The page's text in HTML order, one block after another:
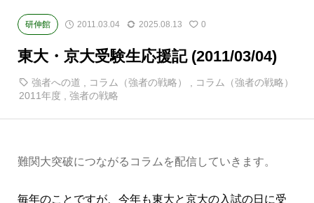
研伸館 2011.03.04 2025.08.13 0
東大・京大受験生応援記 (2011/03/04)
強者への道 コラム（強者の戦略）
コラム（強者の戦略）
2011年度 , 強者の戦略
難関大突破につながるコラムを配信していきます。
毎年のことですが、今年も東大と京大の入試の日に受